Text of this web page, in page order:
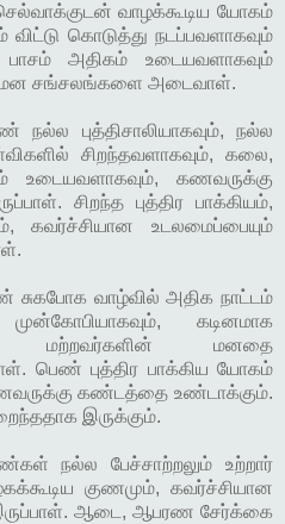
வாழக்கூடிய யோகம்
விட்டு கொடுத்து நடப்பவளாகவும்
அதிகம் உடையவளாகவும்
மன சங்சலங்களை அடைவாள்.
புத்திசாலியாகவும், நல்ல
சிறந்தவளாகவும், கலை,
கணவருக்கு
சிறந்த புத்திர பாக்கியம்,
உடலமைப்பையும்
சுகபோக வாழ்வில் அதிக நாட்டம்
கடினமாக
மற்றவர்களின் மனதை
பெண் புத்திர பாக்கிய யோகம்
கண்டத்தை உண்டாக்கும்.
இருக்கும்.
நல்ல பேச்சாற்றலும் உற்றார்
குணமும், கவர்ச்சியான
ஆடை, ஆபரண சேர்க்கை